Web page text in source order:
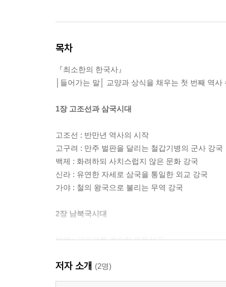
목차
『최소한의 한국사』
│들어가는 말│ 교양과 상식을 채우는 첫 번째 역사
1장 고조선과 삼국시대
고조선 : 반만년 역사의 시작
고구려 : 만주 벌판을 달리는 철갑기병의 군사 강국
백제 : 화려하되 사치스럽지 않은 문화 강국
신라 : 유연한 자세로 삼국을 통일한 외교 강국
가야 : 철의 왕국으로 불리는 무역 강국
2장 남북국시대
발해 : 고구려를 계승한 해동성국
3장 고려시대
저자 소개 (2명)